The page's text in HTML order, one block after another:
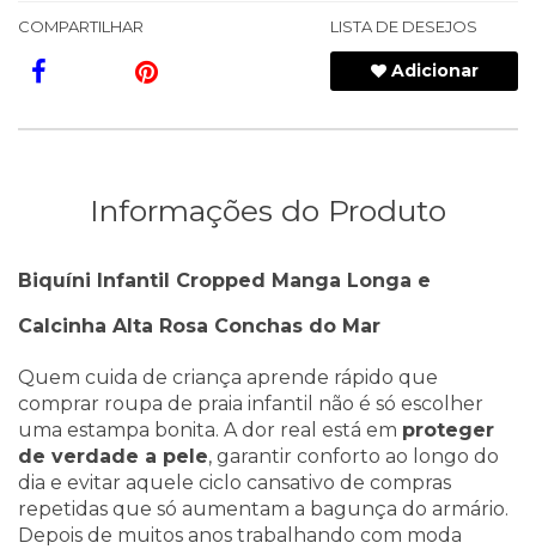
COMPARTILHAR LISTA DE DESEJOS
Adicionar
Informações do Produto
Biquíni Infantil Cropped Manga Longa e
Calcinha Alta Rosa Conchas do Mar
Quem cuida de criança aprende rápido que
comprar roupa de praia infantil não é só escolher
uma estampa bonita. A dor real está em proteger
de verdade a pele, garantir conforto ao longo do
dia e evitar aquele ciclo cansativo de compras
repetidas que só aumentam a bagunça do armário.
Depois de muitos anos trabalhando com moda